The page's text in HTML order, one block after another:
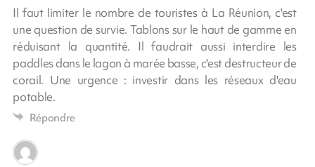
Il faut limiter le nombre de touristes à La Réunion, c'est
une question de survie. Tablons sur le haut de gamme en
réduisant la quantité. Il faudrait aussi interdire les
paddles dans le lagon à marée basse, c'est destructeur de
corail. Une urgence : investir dans les réseaux d'eau
potable.
Répondre